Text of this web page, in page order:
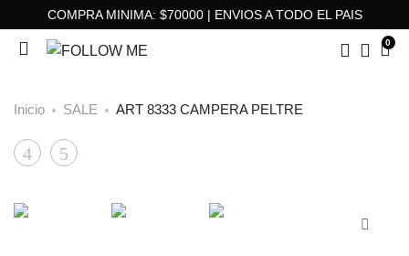
COMPRA MINIMA: $70000 | ENVIOS A TODO EL PAIS
0
Inicio SALE ART 8333 CAMPERA PELTRE
navigation
ARTART
REMERON